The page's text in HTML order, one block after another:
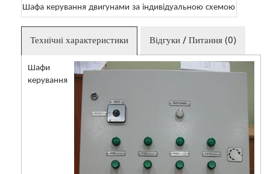
Шафа керування двигунами за індивідуальною схемою на 100А
Технічні характеристики Відгуки / Питання (0)
Шафи
керування